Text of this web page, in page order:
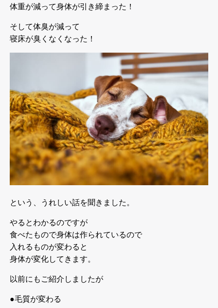
体重が減って身体が引き締まった！
そして体臭が減って
寝床が臭くなくなった！
という、うれしい話を聞きました。
やるとわかるのですが
食べたもので身体は作られているので
入れるものが変わると
身体が変化してきます。
以前にもご紹介しましたが
●毛質が変わる